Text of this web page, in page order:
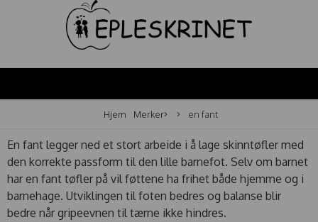
Hjem Merker en fant
En fant legger ned et stort arbeide i å lage skinntøfler med
den korrekte passform til den lille barnefot. Selv om barnet
har en fant tøfler på vil føttene ha frihet både hjemme og i
barnehage. Utviklingen til foten bedres og balanse blir
bedre når gripeevnen til tærne ikke hindres.